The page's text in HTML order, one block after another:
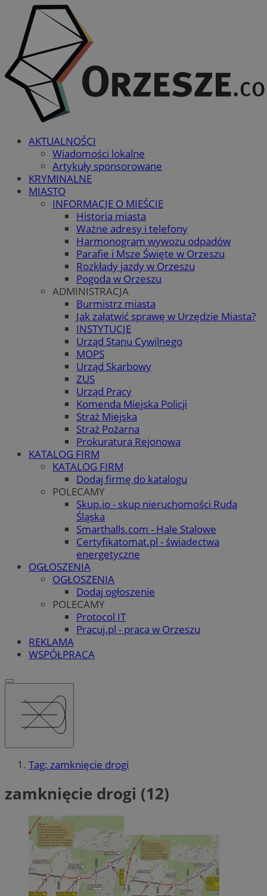
AKTUALNOŚCI
Wiadomości lokalne
Artykuły sponsorowane
KRYMINALNE
MIASTO
INFORMACJE O MIEŚCIE
Historia miasta
Ważne adresy i telefony
Harmonogram wywozu odpadów
Parafie i Msze Święte w Orzeszu
Rozkłady jazdy w Orzeszu
Pogoda w Orzeszu
ADMINISTRACJA
Burmistrz miasta
Jak załatwić sprawę w Urzędzie Miasta?
INSTYTUCJE
Urząd Stanu Cywilnego
MOPS
Urząd Skarbowy
ZUS
Urząd Pracy
Komenda Miejska Policji
Straż Miejska
Straż Pożarna
Prokuratura Rejonowa
KATALOG FIRM
KATALOG FIRM
Dodaj firmę do katalogu
POLECAMY
Skup.io - skup nieruchomości Ruda
Śląska
Smarthalls.com - Hale Stalowe
Certyfikatomat.pl - świadectwa
energetyczne
OGŁOSZENIA
OGŁOSZENIA
Dodaj ogłoszenie
POLECAMY
Protocol IT
Pracuj.pl - praca w Orzeszu
REKLAMA
WSPÓŁPRACA
Tag: zamknięcie drogi
zamknięcie drogi (12)